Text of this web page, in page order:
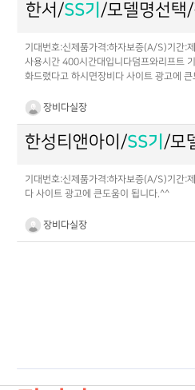
한서/SS기 /모델명선택
기대번호:신제품가격:하자보증(A/S)기간:
사용시간 400시간대입니다덤프와리프트
화드렸다고 하시면장비다 사이트 광고에
장비다실장
한성티앤아이/SS기 /모
기대번호:신제품가격:하자보증(A/S)기간:
다 사이트 광고에 큰도움이 됩니다.^^
장비다실장